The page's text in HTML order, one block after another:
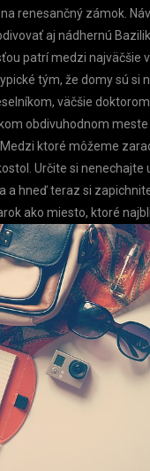
renesančný zámok.
aj nádhernú
patrí medzi najväčšie
tým, že domy sú si
väčšie
obdivuhodnom
ktoré môžeme
Určite si
a hneď teraz si
ako miesto, ktoré